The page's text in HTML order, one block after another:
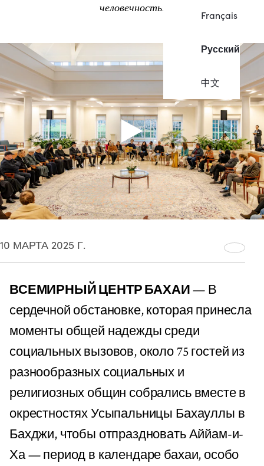
Français
Русский
中文
человечность.
10 МАРТА 2025 Г.
ВСЕМИРНЫЙ ЦЕНТР БАХАИ— В
сердечной обстановке, которая принесла
моменты общей надежды среди
социальных вызовов, около 75 гостей из
разнообразных социальных и
религиозных общин собрались вместе в
окрестностях Усыпальницы Бахауллы в
Бахджи, чтобы отпраздновать Аййам-и-
Ха — период в календаре бахаи, особо